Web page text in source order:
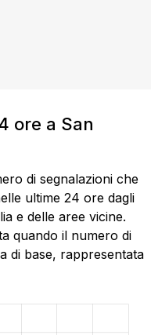
ore a San
di segnalazioni che
ultime 24 ore dagli
e delle aree vicine.
quando il numero di
di base, rappresentata